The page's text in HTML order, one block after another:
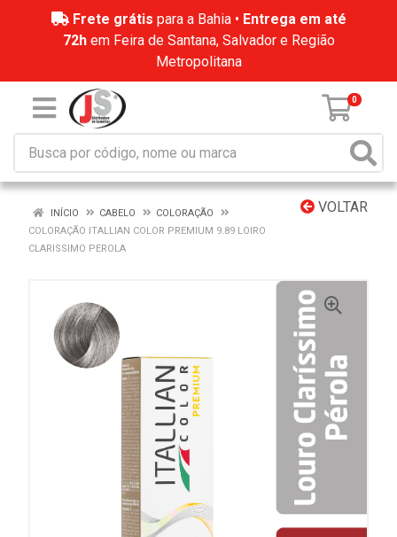
Frete grátis para a Bahia • Entrega em até
72hem Feira de Santana, Salvador e Região
Metropolitana
0
VOLTAR
INÍCIO CABELO
COLORAÇÃO
COLORAÇÃO ITALLIAN COLOR PREMIUM 9.89 LOIRO
CLARISSIMO PEROLA